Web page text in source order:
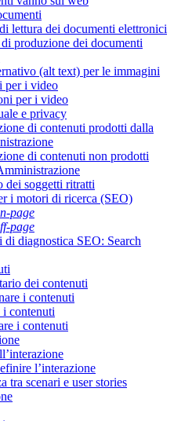
lettura dei documenti elettronici
produzione dei documenti
(alt text) per le immagini
per i video
per i video
e privacy
di contenuti prodotti dalla
di contenuti non prodotti
dei soggetti ritratti
i motori di ricerca (SEO)
page
page
di diagnostica SEO: Search
dei contenuti
i contenuti
contenuti
i contenuti
l’interazione
tra scenari e user stories